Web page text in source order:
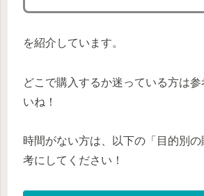
を紹介しています。
どこで購入するか迷っている方は参
いね！
時間がない方は、以下の「目的別
考にしてください！